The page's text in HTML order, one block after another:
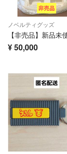
ノベルティグッズ
¥50,000